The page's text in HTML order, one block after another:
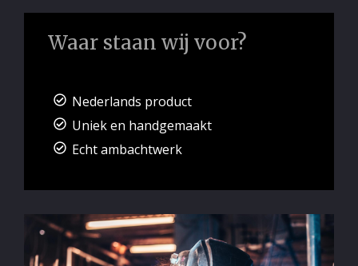
Waar staan wij voor?
Nederlands product
Uniek en handgemaakt
Echt ambachtwerk